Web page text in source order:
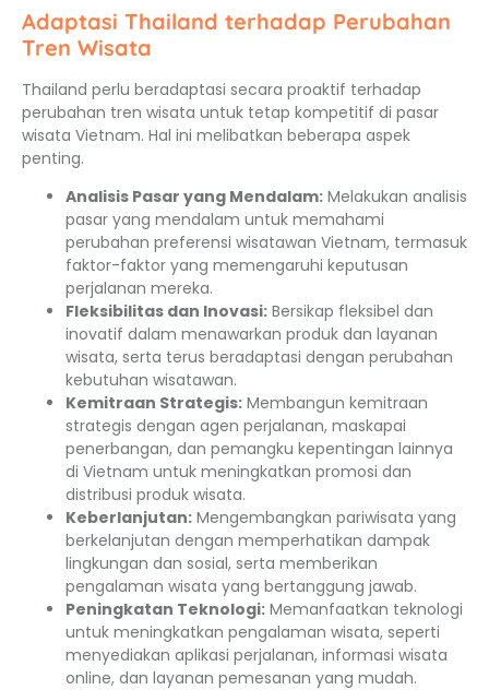
Adaptasi Thailand terhadap Perubahan
Tren Wisata
Thailand perlu beradaptasi secara proaktif terhadap
perubahan tren wisata untuk tetap kompetitif di pasar
wisata Vietnam. Hal ini melibatkan beberapa aspek
penting.
Analisis Pasar yang Mendalam: Melakukan analisis
pasar yang mendalam untuk memahami
perubahan preferensi wisatawan Vietnam, termasuk
faktor-faktor yang memengaruhi keputusan
perjalanan mereka.
Fleksibilitas dan Inovasi: Bersikap fleksibel dan
inovatif dalam menawarkan produk dan layanan
wisata, serta terus beradaptasi dengan perubahan
kebutuhan wisatawan.
Kemitraan Strategis: Membangun kemitraan
strategis dengan agen perjalanan, maskapai
penerbangan, dan pemangku kepentingan lainnya
di Vietnam untuk meningkatkan promosi dan
distribusi produk wisata.
Keberlanjutan: Mengembangkan pariwisata yang
berkelanjutan dengan memperhatikan dampak
lingkungan dan sosial, serta memberikan
pengalaman wisata yang bertanggung jawab.
Peningkatan Teknologi: Memanfaatkan teknologi
untuk meningkatkan pengalaman wisata, seperti
menyediakan aplikasi perjalanan, informasi wisata
online, dan layanan pemesanan yang mudah.